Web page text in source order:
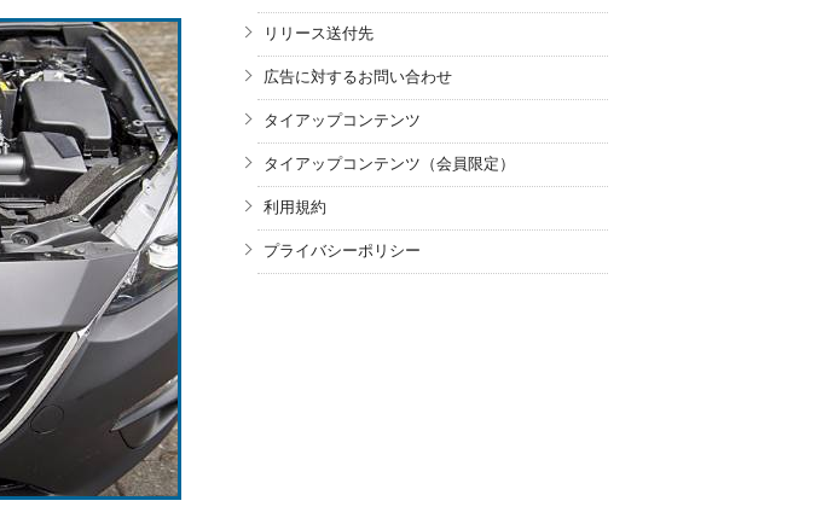
リリース送付先
広告に対するお問い合わせ
タイアップコンテンツ
タイアップコンテンツ（会員限定）
利用規約
プライバシーポリシー